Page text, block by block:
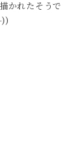
かれたそうで